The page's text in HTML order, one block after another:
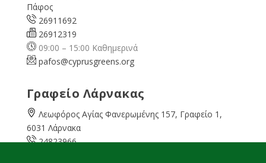
Πάφος
26911692
26912319
09:00 – 15:00 Καθημερινά
pafos@cyprusgreens.org
Γραφείο Λάρνακας
Λεωφόρος Αγίας Φανερωμένης 157, Γραφείο 1,
6031 Λάρνακα
24823966